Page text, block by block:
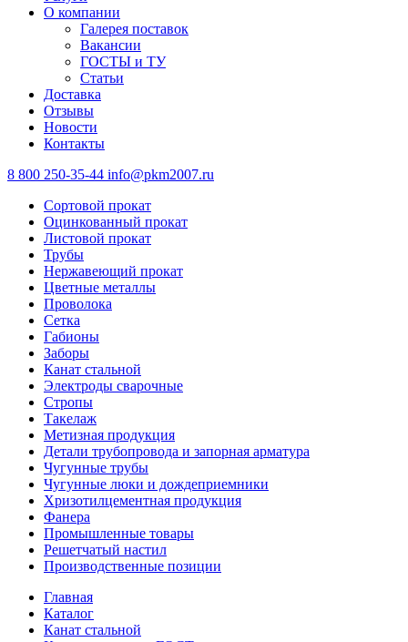
О компании
Галерея поставок
Вакансии
ГОСТЫ и ТУ
Статьи
Доставка
Отзывы
Новости
Контакты
8 800 250-35-44 info@pkm2007.ru
Сортовой прокат
Оцинкованный прокат
Листовой прокат
Трубы
Нержавеющий прокат
Цветные металлы
Проволока
Сетка
Габионы
Заборы
Канат стальной
Электроды сварочные
Стропы
Такелаж
Метизная продукция
Детали трубопровода и запорная арматура
Чугунные трубы
Чугунные люки и дождеприемники
Хризотилцементная продукция
Фанера
Промышленные товары
Решетчатый настил
Производственные позиции
Главная
Каталог
Канат стальной